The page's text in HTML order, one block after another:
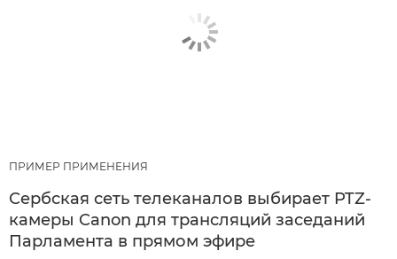
ПРИМЕР ПРИМЕНЕНИЯ
Сербская сеть телеканалов выбирает PTZ-
камеры Canon для трансляций заседаний
Парламента в прямом эфире